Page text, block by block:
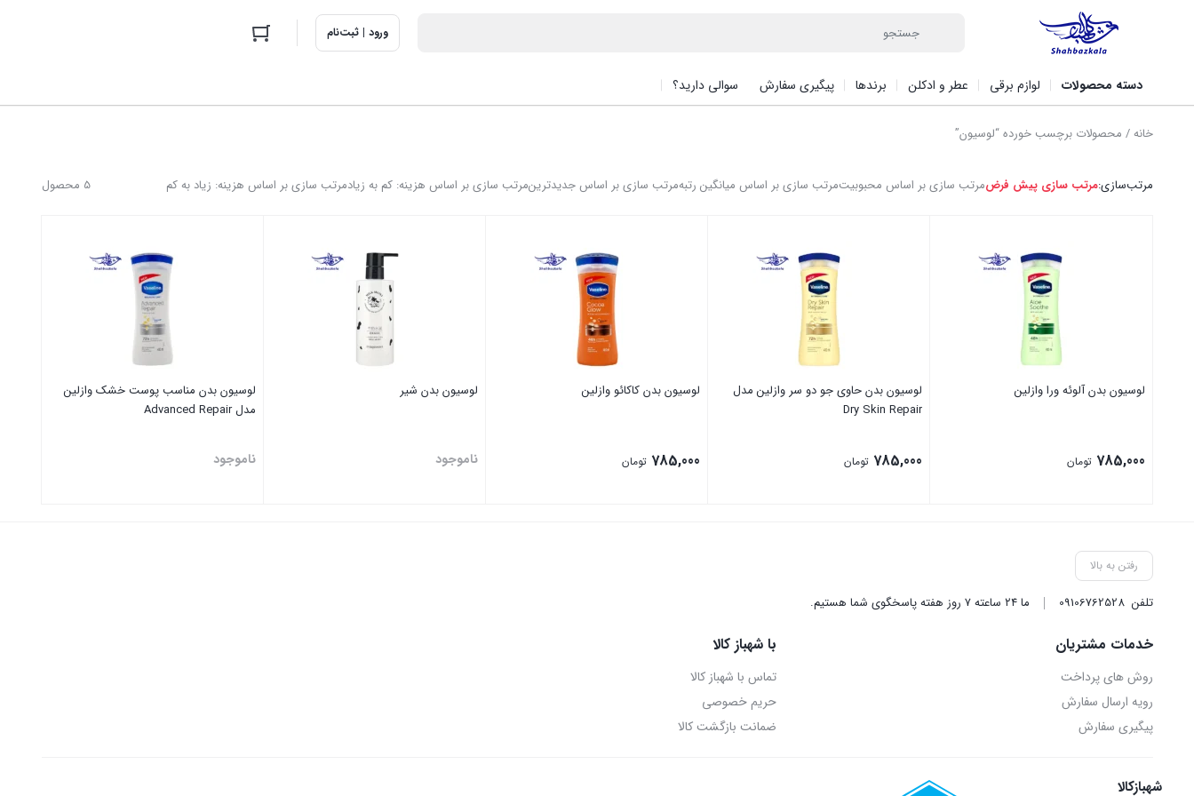
ورود | ثبت‌نام
دسته محصولات لوازم برقی عطر و ادکلن برندها پیگیری سفارش سوالی دارید؟
خانه/ محصولات برچسب خورده “لوسیون”
5 محصول مرتب‌سازی:مرتب سازی پیش فرضمرتب سازی بر اساس محبوبیتمرتب سازی بر اساس میانگین رتبهمرتب سازی بر اساس جدیدترینمرتب سازی بر اساس هزینه: کم به زیادمرتب سازی بر اساس هزینه: زیاد به کم
لوسیون بدن آلوئه ورا وازلین
785,000 تومان
لوسیون بدن حاوی جو دو سر وازلین مدل
Dry Skin Repair
785,000 تومان
لوسیون بدن کاکائو وازلین
785,000 تومان
لوسیون بدن شیر
ناموجود
لوسیون بدن مناسب پوست خشک وازلین
مدل Advanced Repair
ناموجود
رفتن به بالا
تلفن09106762528 ما ۲۴ ساعته ۷ روز هفته پاسخگوی شما هستیم.
خدمات مشتریان
روش‌ های پرداخت
رویه ارسال سفارش
پیگیری سفارش
با شهباز کالا
تماس با شهباز کالا
حریم خصوصی
ضمانت بازگشت کالا
شهبازکالا